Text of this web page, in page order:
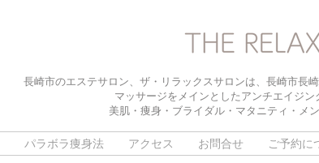
長崎市のエステサロン、ザ・リラックスサロンは、長崎市長
マッサージをメインとしたアンチエイジン
美肌・痩身・ブライダル・マタニティ・メ
パラボラ痩身法 アクセス お問合せ ご予約に